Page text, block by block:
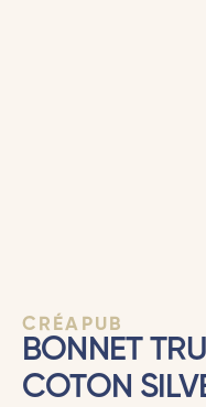
CRÉAPUB
BONNET
COTON